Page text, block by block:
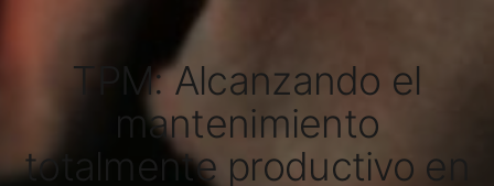
TPM: Alcanzando el
mantenimiento
totalmente productivo en